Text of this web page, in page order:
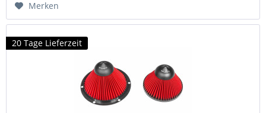
Merken
20 Tage Lieferzeit